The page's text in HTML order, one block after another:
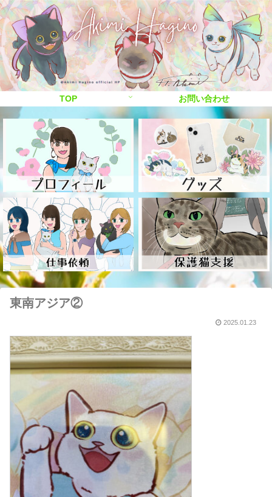
TOP お問い合わせ
東南アジア②
2025.01.23